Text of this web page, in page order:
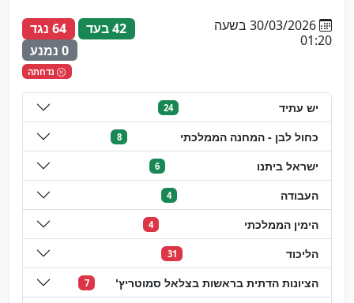
30/03/2026 בשעה
01:20
42 בעד
64 נגד
0 נמנע
נדחתה
יש עתיד 24
כחול לבן - המחנה הממלכתי 8
ישראל ביתנו 6
העבודה 4
הימין הממלכתי 4
הליכוד 31
הציונות הדתית בראשות בצלאל סמוטריץ' 7